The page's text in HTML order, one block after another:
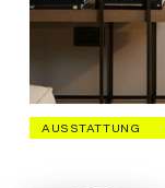
AUSSTATTUNG